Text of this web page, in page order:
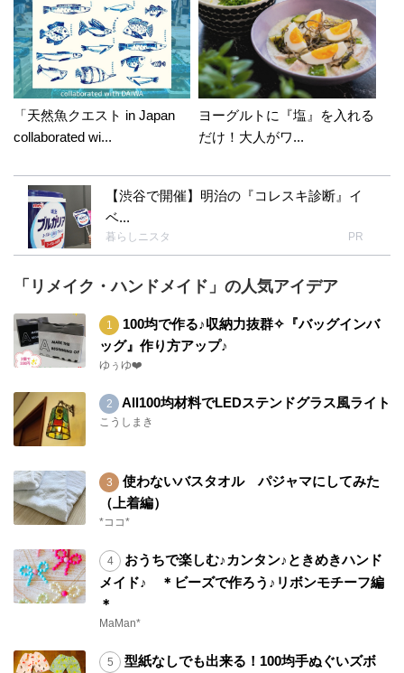
「天然魚クエスト in Japan
collaborated wi...
ヨーグルトに『塩』を入れる
だけ！大人がワ...
【渋谷で開催】明治の『コレスキ診断』イ
ベ...
暮らしニスタ PR
「リメイク・ハンドメイド」の人気アイデア
100均で作る♪収納力抜群✧『バッグインバ
ッグ』作り方アップ♪
ゆぅゆ❤️
All100均材料でLEDステンドグラス風ライト
こうしまき
使わないバスタオル パジャマにしてみた
（上着編）
*ココ*
おうちで楽しむ♪カンタン♪ときめきハンド
メイド♪ ＊ビーズで作ろう♪リボンモチーフ編
＊
MaMan*
型紙なしでも出来る！100均手ぬぐいズボ